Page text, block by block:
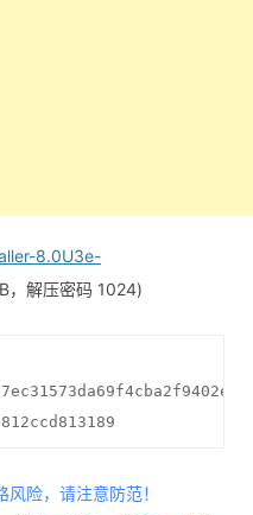
8.0U3e-
，解压密码 1024)
险，请注意防范！